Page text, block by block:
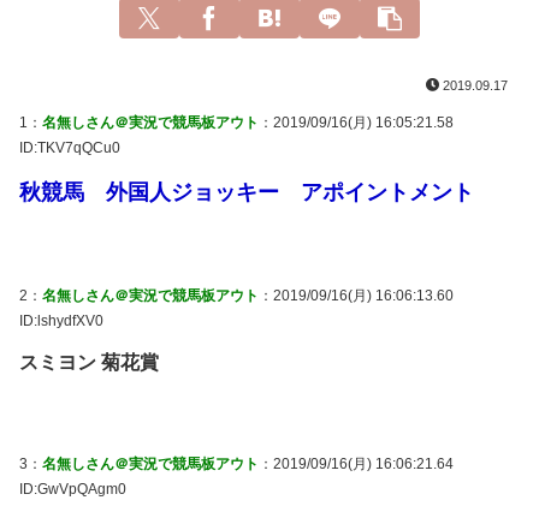
2019.09.17
1： 名無しさん＠実況で競馬板アウト ：2019/09/16(月) 16:05:21.58
ID:TKV7qQCu0
秋競馬 外国人ジョッキー アポイントメント
2： 名無しさん＠実況で競馬板アウト ：2019/09/16(月) 16:06:13.60
ID:lshydfXV0
スミヨン 菊花賞
3： 名無しさん＠実況で競馬板アウト ：2019/09/16(月) 16:06:21.64
ID:GwVpQAgm0